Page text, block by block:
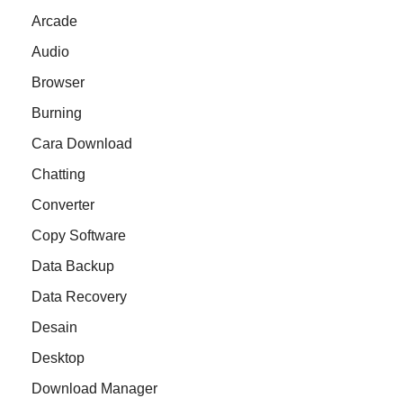
Arcade
Audio
Browser
Burning
Cara Download
Chatting
Converter
Copy Software
Data Backup
Data Recovery
Desain
Desktop
Download Manager